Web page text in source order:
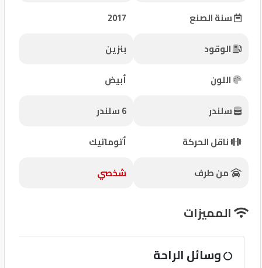
شركات
مميزة
إتصل
بنا
المنتدى
كيو
نمبر
كيو
كارز
سنة الصنع
2017
الوقود
بنزين
اللون
أبيض
سلندر
6 سلندر
ناقل الحركة
أتوماتيك
من طرف
شخصي
المميزات
وسائل الراحة